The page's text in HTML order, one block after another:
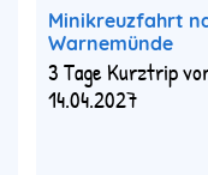
Minikreuzfahrt
Warnemünde
3 Tage Kurztrip
14.04.2027